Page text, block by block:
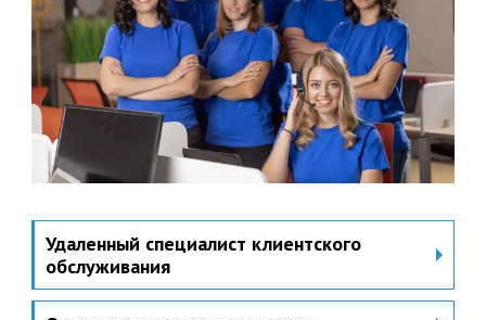
Удаленный специалист клиентского
обслуживания